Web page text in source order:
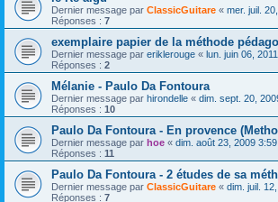
Dernier message par ClassicGuitare « mer. juil.
Réponses : 7
exemplaire papier de la méthode
Dernier message par eriklerouge « lun. juin 06,
Réponses : 2
Mélanie - Paulo Da Fontoura
Dernier message par hirondelle « dim. sept. 20,
Réponses : 10
Paulo Da Fontoura - En provence
Dernier message par hoe « dim. août 23, 2009
Réponses : 11
Paulo Da Fontoura - 2 études de sa
Dernier message par ClassicGuitare « dim. juil.
Réponses : 7